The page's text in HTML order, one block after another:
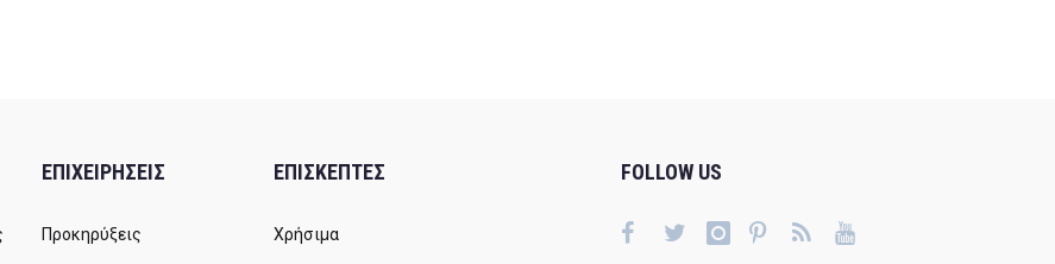
ΕΠΙΧΕΙΡΗΣΕΙΣ
Προκηρύξεις
ΕΠΙΣΚΕΠΤΕΣ
Χρήσιμα
FOLLOW US